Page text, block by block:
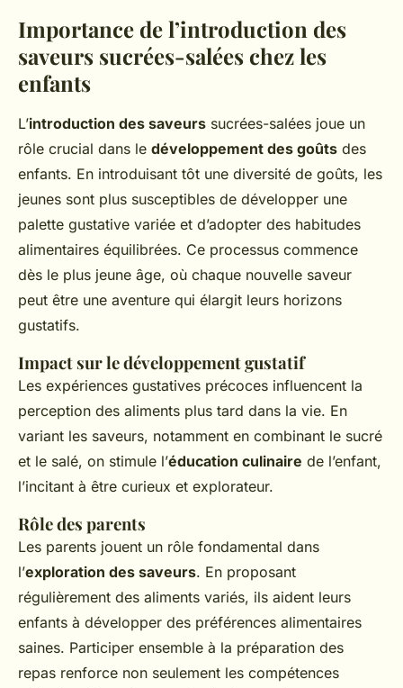
Délices Doux-Salés :
Comment Initier les Enfants
aux Saveurs Sucrées-Salées
Simon•23 avril 2025 •5 min de lecture
Importance de l’introduction des
saveurs sucrées-salées chez les
enfants
L’introduction des saveurs sucrées-salées joue un
rôle crucial dans le développement des goûts des
enfants. En introduisant tôt une diversité de goûts, les
jeunes sont plus susceptibles de développer une
palette gustative variée et d’adopter des habitudes
alimentaires équilibrées. Ce processus commence
dès le plus jeune âge, où chaque nouvelle saveur
peut être une aventure qui élargit leurs horizons
gustatifs.
Impact sur le développement gustatif
Les expériences gustatives précoces influencent la
perception des aliments plus tard dans la vie. En
variant les saveurs, notamment en combinant le sucré
et le salé, on stimule l’éducation culinaire de l’enfant,
l’incitant à être curieux et explorateur.
Rôle des parents
Les parents jouent un rôle fondamental dans
l’exploration des saveurs. En proposant
régulièrement des aliments variés, ils aident leurs
enfants à développer des préférences alimentaires
saines. Participer ensemble à la préparation des
repas renforce non seulement les compétences